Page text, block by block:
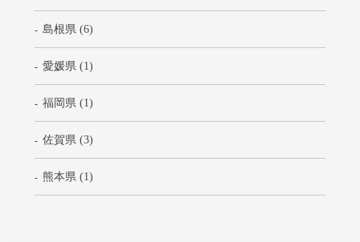
島根県 (6)
愛媛県 (1)
福岡県 (1)
佐賀県 (3)
熊本県 (1)